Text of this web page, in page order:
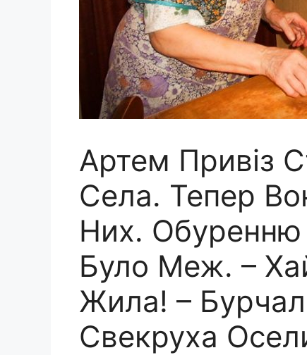
Артем Привіз
Села. Тепер
Них.
Було Меж. –
Жила! –
Свекруха